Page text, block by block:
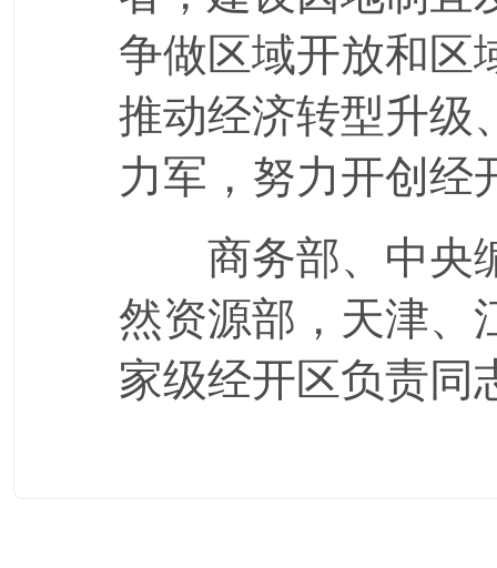
争做区域开放和区
推动经济转型升级
力军，努力开创经
商务部、中央
然资源部，天津、
家级经开区负责同